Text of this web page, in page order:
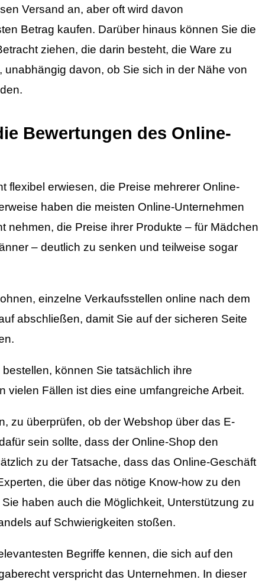
Versand an, aber oft wird davon
Betrag kaufen. Darüber hinaus können Sie die
ziehen, die darin besteht, die Ware zu
davon, ob Sie sich in der Nähe von
Bewertungen des Online-
flexibel erwiesen, die Preise mehrerer Online-
haben die meisten Online-Unternehmen
nehmen, die Preise ihrer Produkte – für Mädchen
– deutlich zu senken und teilweise sogar
einzelne Verkaufsstellen online nach dem
abschließen, damit Sie auf der sicheren Seite
können Sie tatsächlich ihre
vielen Fällen ist dies eine umfangreiche Arbeit.
zu überprüfen, ob der Webshop über das E-
sein sollte, dass der Online-Shop den
zu der Tatsache, dass das Online-Geschäft
die über das nötige Know-how zu den
haben auch die Möglichkeit, Unterstützung zu
auf Schwierigkeiten stoßen.
Begriffe kennen, die sich auf den
verspricht das Unternehmen. In dieser